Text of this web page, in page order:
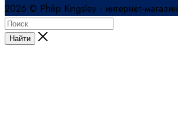
2026 © Philip Kingsley - интернет-магазин
Найти